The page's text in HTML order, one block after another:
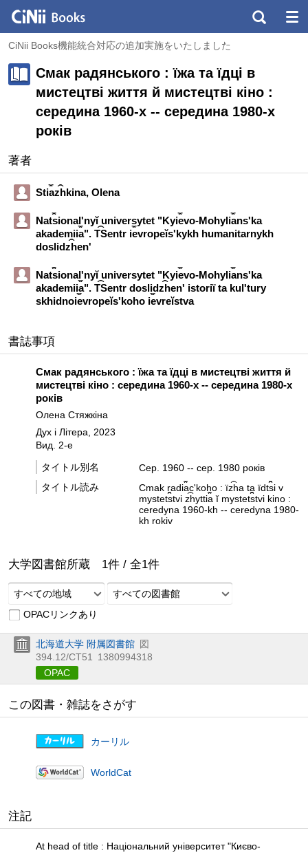
CiNii Books機能統合対応の追加実施をいたしました
Смак радянського : їжа та їдці в
мистецтві життя й мистецтві кіно :
середина 1960-х -- середина 1980-х
років
著者
Sti︠a︡z︠h︡kina, Olena
Nat︠s︡ionalʹnyĭ universytet "Kyi︠e︡vo-Mohyli︠a︡nsʹka
akademii︠a︡". T︠S︡entr i︠e︡vropeĭs'kykh humanitarnykh
doslidz︠h︡en'
Nat︠s︡ionalʹnyĭ universytet "Kyi︠e︡vo-Mohyli︠a︡nsʹka
akademii︠a︡". T︠S︡entr doslidz︠h︡enʹ istoriï ta kulʹtury
skhidnoi︠e︡vropeĭsʹkoho i︠e︡vreĭstva
書誌事項
Смак радянського : їжа та їдці в мистецтві життя й
мистецтві кіно : середина 1960-х -- середина 1980-х
років
Олена Стяжкіна
Дух і Літера, 2023
Вид. 2-е
タイトル別名
Сер. 1960 -- сер. 1980 років
タイトル読み
Cmak radi︠a︡c'koho : їz︠h︡a ta їdt︠s︡i v
mystet︠s︡tvi z︠h︡ytti︠a︡ ĭ mystet︠s︡tvi kino :
ceredyna 1960-kh -- ceredyna 1980-
kh rokiv
大学図書館所蔵 1件 / 全1件
すべての地域
すべての図書館
OPACリンクあり
北海道大学 附属図書館 図
394.12/СТ51
1380994318
OPAC
この図書・雑誌をさがす
カーリル
WorldCat
注記
At head of title : Національний університет "Києво-